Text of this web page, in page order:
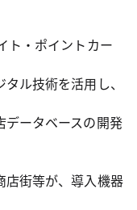
ト・ポイントカー
ル技術を活用し、
ータベースの開発
店街等が、導入機器